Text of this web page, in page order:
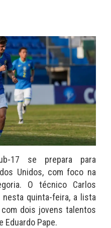
17 se prepara para
Unidos, com foco na
O técnico Carlos
nesta quinta-feira, a lista
dois jovens talentos
Eduardo Pape.